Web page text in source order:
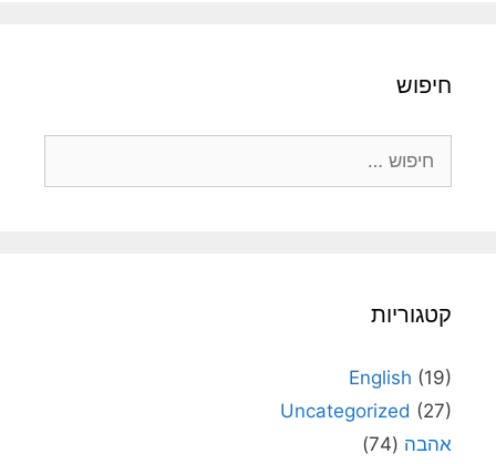
חיפוש
קטגוריות
English (19)
Uncategorized (27)
אהבה (74)